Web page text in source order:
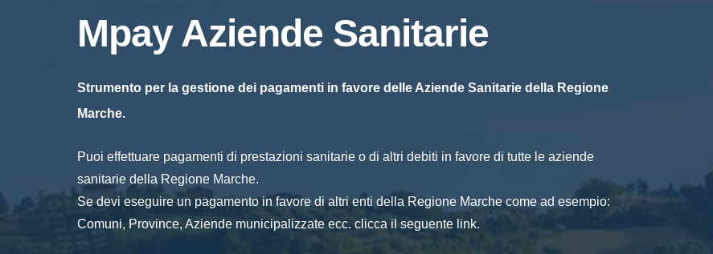
Mpay Aziende Sanitarie
Strumento per la gestione dei pagamenti in favore delle Aziende Sanitarie della Regione
Marche.
Puoi effettuare pagamenti di prestazioni sanitarie o di altri debiti in favore di tutte le aziende
sanitarie della Regione Marche.
Se devi eseguire un pagamento in favore di altri enti della Regione Marche come ad esempio:
Comuni, Province, Aziende municipalizzate ecc. clicca il seguente link.